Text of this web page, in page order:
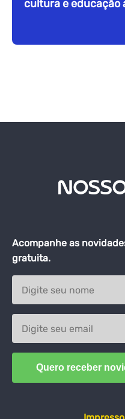
cultura e educação
Acompanhe as
gratuita.